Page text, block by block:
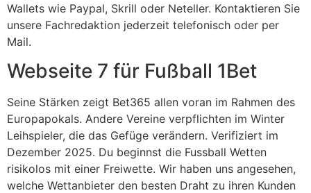
Wallets wie Paypal, Skrill oder Neteller. Kontaktieren Sie
unsere Fachredaktion jederzeit telefonisch oder per
Mail.
Webseite 7 für Fußball 1Bet
Seine Stärken zeigt Bet365 allen voran im Rahmen des
Europapokals. Andere Vereine verpflichten im Winter
Leihspieler, die das Gefüge verändern. Verifiziert im
Dezember 2025. Du beginnst die Fussball Wetten
risikolos mit einer Freiwette. Wir haben uns angesehen,
welche Wettanbieter den besten Draht zu ihren Kunden